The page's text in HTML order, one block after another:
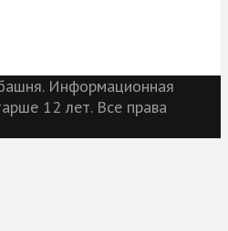
Информационная
12 лет. Все права